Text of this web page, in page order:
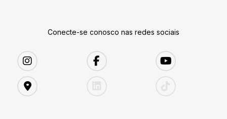
Conecte-se conosco nas redes sociais